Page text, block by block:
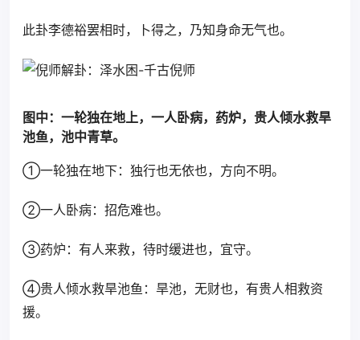
此卦李德裕罢相时，卜得之，乃知身命无气也。
图中：一轮独在地上，一人卧病，药炉，贵人倾水救旱
池鱼，池中青草。
①一轮独在地下：独行也无依也，方向不明。
②一人卧病：招危难也。
③药炉：有人来救，待时缓进也，宜守。
④贵人倾水救旱池鱼：旱池，无财也，有贵人相救资
援。